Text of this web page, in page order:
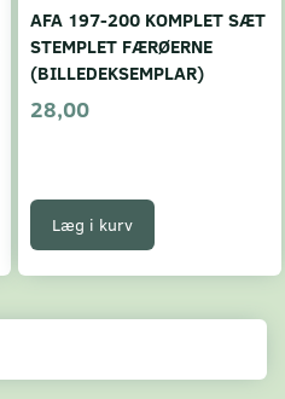
AFA 197-200 KOMPLET SÆT
STEMPLET FÆRØERNE
(BILLEDEKSEMPLAR)
28,00
Læg i kurv